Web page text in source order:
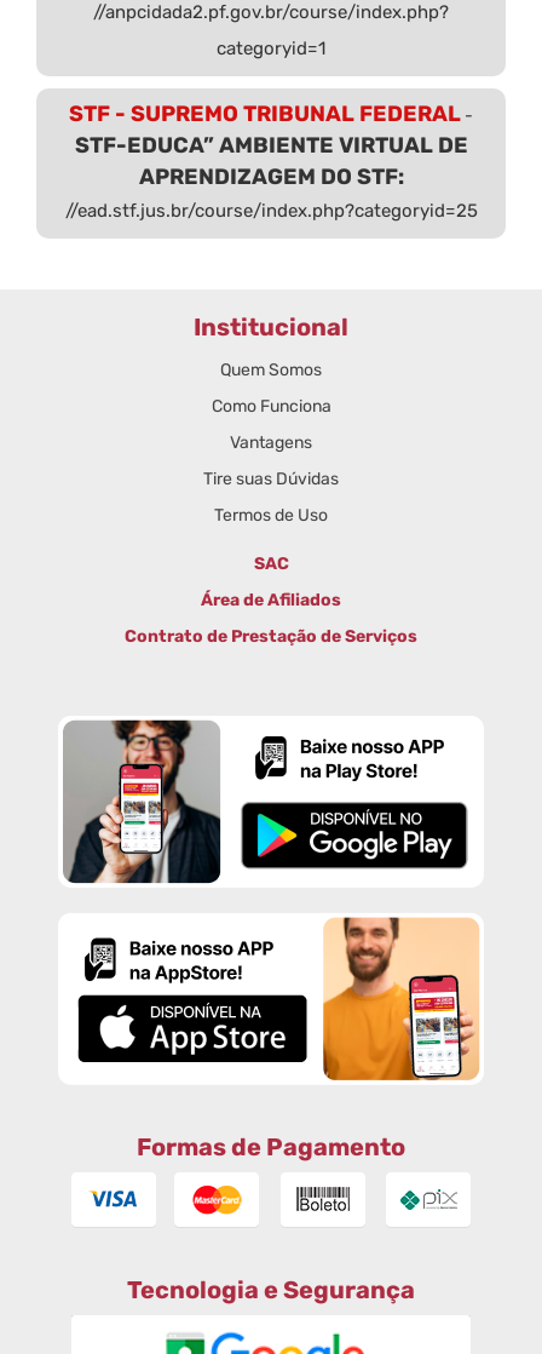
//anpcidada2.pf.gov.br/course/index.php?
categoryid=1
STF - SUPREMO TRIBUNAL FEDERAL -
STF-EDUCA” AMBIENTE VIRTUAL DE
APRENDIZAGEM DO STF:
//ead.stf.jus.br/course/index.php?categoryid=25
Institucional
Quem Somos
Como Funciona
Vantagens
Tire suas Dúvidas
Termos de Uso
SAC
Área de Afiliados
Contrato de Prestação de Serviços
Formas de Pagamento
Tecnologia e Segurança